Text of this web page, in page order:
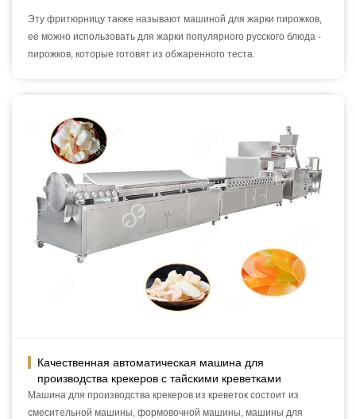
Эту фритюрницу также называют машиной для жарки пирожков,
ее можно использовать для жарки популярного русского блюда -
пирожков, которые готовят из обжаренного теста.
Качественная автоматическая машина для
производства крекеров с тайскими креветками
Машина для производства крекеров из креветок состоит из
смесительной машины, формовочной машины, машины для